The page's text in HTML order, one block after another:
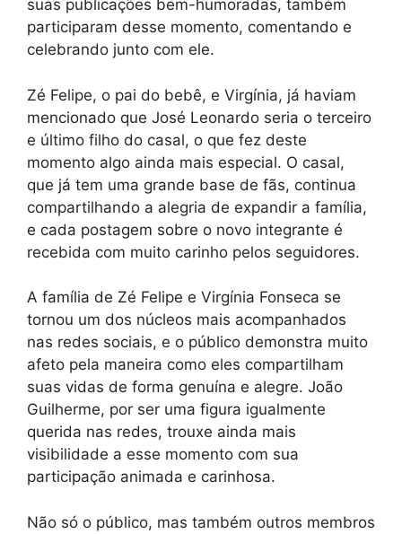
suas publicações bem-humoradas, também
participaram desse momento, comentando e
celebrando junto com ele.
Zé Felipe, o pai do bebê, e Virgínia, já haviam
mencionado que José Leonardo seria o terceiro
e último filho do casal, o que fez deste
momento algo ainda mais especial. O casal,
que já tem uma grande base de fãs, continua
compartilhando a alegria de expandir a família,
e cada postagem sobre o novo integrante é
recebida com muito carinho pelos seguidores.
A família de Zé Felipe e Virgínia Fonseca se
tornou um dos núcleos mais acompanhados
nas redes sociais, e o público demonstra muito
afeto pela maneira como eles compartilham
suas vidas de forma genuína e alegre. João
Guilherme, por ser uma figura igualmente
querida nas redes, trouxe ainda mais
visibilidade a esse momento com sua
participação animada e carinhosa.
Não só o público, mas também outros membros